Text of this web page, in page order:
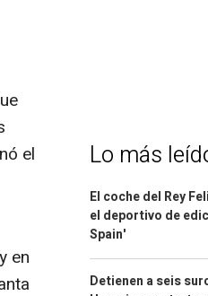
el
en
Lo más
El coche del Rey
el deportivo de
Spain'
Detienen a seis